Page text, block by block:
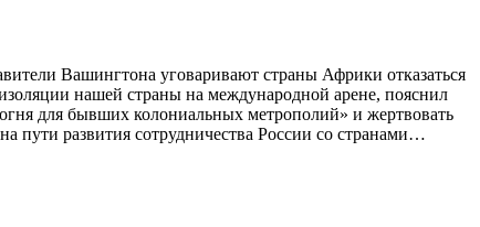
Вашингтона уговаривают страны Африки отказаться
нашей страны на международной арене, пояснил
для бывших колониальных метрополий» и жертвовать
пути развития сотрудничества России со странами…